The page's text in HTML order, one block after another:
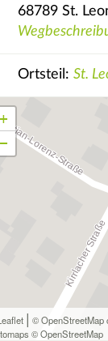
68789 St.
Ortsteil: St.
+
−
| ©
©OpenStreetMap